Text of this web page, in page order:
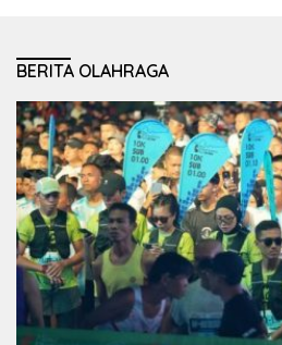
BERITA OLAHRAGA